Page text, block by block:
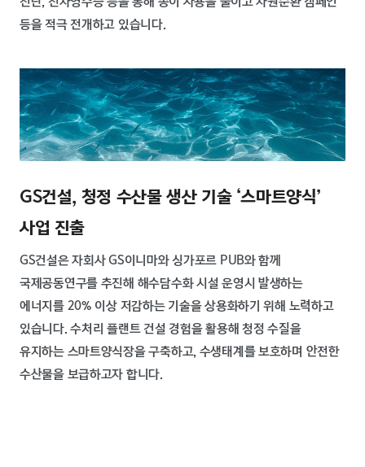
등을 적극 전개하고 있습니다.
GS건설, 청정 수산물 생산 기술 ‘스마트양식’
사업 진출
GS건설은 자회사 GS이니마와 싱가포르 PUB와 함께
국제공동연구를 추진해 해수담수화 시설 운영시 발생하는
에너지를 20% 이상 저감하는 기술을 상용화하기 위해 노력하고
있습니다. 수처리 플랜트 건설 경험을 활용해 청정 수질을
유지하는 스마트양식장을 구축하고, 수생태계를 보호하며 안전한
수산물을 보급하고자 합니다.